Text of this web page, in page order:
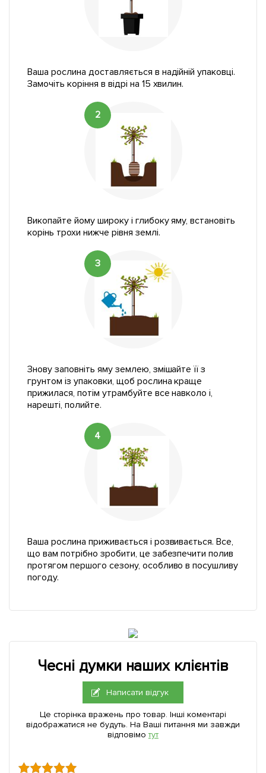
Ваша рослина доставляється в надійній упаковці.
Замочіть коріння в відрі на 15 хвилин.
2
Викопайте йому широку і глибоку яму, встановіть
корінь трохи нижче рівня землі.
3
Знову заповніть яму землею, змішайте її з
грунтом із упаковки, щоб рослина краще
прижилася, потім утрамбуйте все навколо і,
нарешті, полийте.
4
Ваша рослина приживається і розвивається. Все,
що вам потрібно зробити, це забезпечити полив
протягом першого сезону, особливо в посушливу
погоду.
Чесні думки наших клієнтів
Написати відгук
Це сторінка вражень про товар. Інші коментарі
відображатися не будуть. На Ваші питання ми завжди
відповімо тут